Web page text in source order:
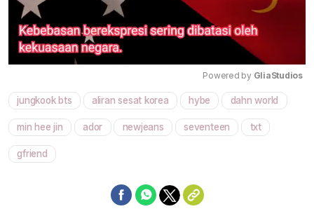
Mute
Powered by GliaStudios
jungkook bts aliran sesat korea hybe dahn world
min hee jin ador newjeans seventeen txt
gfriend